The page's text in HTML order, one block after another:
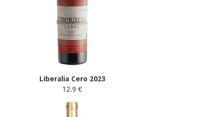
Liberalia Cero 2023
12.9 €